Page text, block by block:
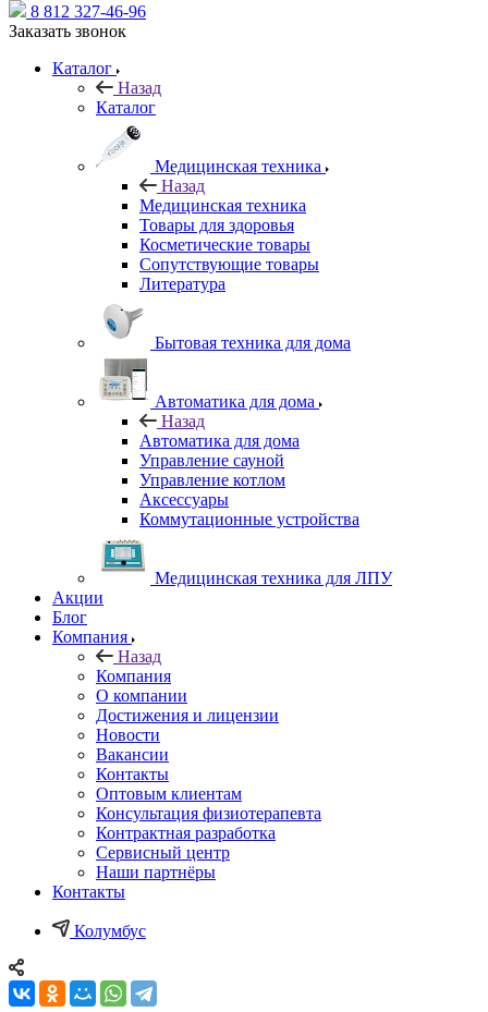
8 812 327-46-96
Заказать звонок
Каталог
Назад
Каталог
Медицинская техника
Назад
Медицинская техника
Товары для здоровья
Косметические товары
Сопутствующие товары
Литература
Бытовая техника для дома
Автоматика для дома
Назад
Автоматика для дома
Управление сауной
Управление котлом
Аксессуары
Коммутационные устройства
Медицинская техника для ЛПУ
Акции
Блог
Компания
Назад
Компания
О компании
Достижения и лицензии
Новости
Вакансии
Контакты
Оптовым клиентам
Консультация физиотерапевта
Контрактная разработка
Сервисный центр
Наши партнёры
Контакты
Колумбус